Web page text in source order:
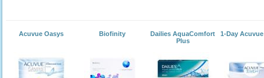
Acuvue Oasys Biofinity
Dailies AquaComfort
Plus
1-Day